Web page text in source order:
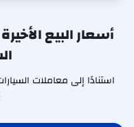
أسعار البيع